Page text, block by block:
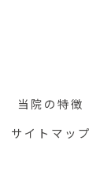
当院の特徴
サイトマップ